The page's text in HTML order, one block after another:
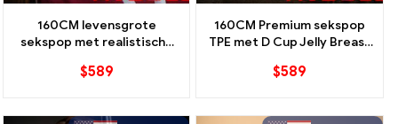
160CM levensgrote
sekspop met realistische
staande voeten
$589
160CM Premium sekspop
TPE met D Cup Jelly Breast
onafhankelijke staande
$589